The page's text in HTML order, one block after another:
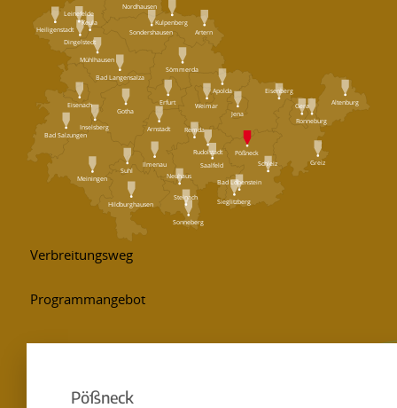
Artern
Inselsberg
Sieglitzberg
Bad Lobenstein
Remda
Ronneburg
Steinach
Sonneberg
Neuhaus
Hildburghausen
Greiz
Schleiz
Pößneck
Saalfeld
Rudolstadt
Arnstadt
Ilmenau
Suhl
Meiningen
Bad Salzungen
Altenburg
Gera
Eisenberg
Jena
Apolda
Weimar
Erfurt
Gotha
Eisenach
Sömmerda
Bad Langensalza
Mühlhausen
Sondershausen
Keula
Dingelstedt
Kulpenberg
Nordhausen
Leinefelde
Heiligenstadt
Pößneck